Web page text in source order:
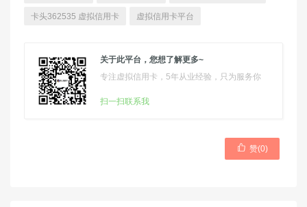
卡头362535 虚拟信用卡 虚拟信用卡平台
关于此平台，您想了解更多~
专注虚拟信用卡，5年从业经验，只为服务你
扫一扫联系我
 赞(0)